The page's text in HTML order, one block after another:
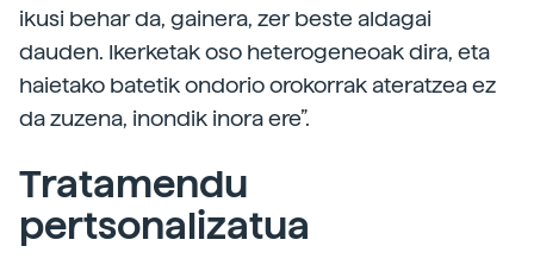
ikusi behar da, gainera, zer beste aldagai
dauden. Ikerketak oso heterogeneoak dira, eta
haietako batetik ondorio orokorrak ateratzea ez
da zuzena, inondik inora ere”.
Tratamendu
pertsonalizatua